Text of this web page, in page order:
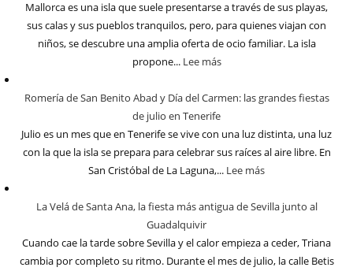
Mallorca es una isla que suele presentarse a través de sus playas,
sus calas y sus pueblos tranquilos, pero, para quienes viajan con
niños, se descubre una amplia oferta de ocio familiar. La isla
propone... Lee más
Romería de San Benito Abad y Día del Carmen: las grandes fiestas
de julio en Tenerife
Julio es un mes que en Tenerife se vive con una luz distinta, una luz
con la que la isla se prepara para celebrar sus raíces al aire libre. En
San Cristóbal de La Laguna,... Lee más
La Velá de Santa Ana, la fiesta más antigua de Sevilla junto al
Guadalquivir
Cuando cae la tarde sobre Sevilla y el calor empieza a ceder, Triana
cambia por completo su ritmo. Durante el mes de julio, la calle Betis